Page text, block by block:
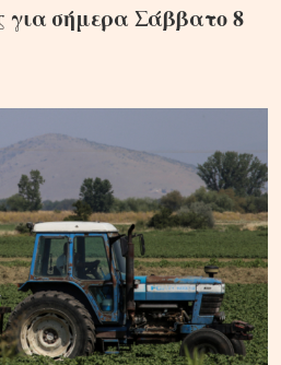
για σήμερα Σάββατο 8